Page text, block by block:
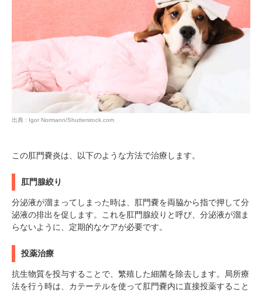
出典 : Igor Normann/Shutterstock.com
この肛門嚢炎は、以下のような方法で治療します。
肛門腺絞り
分泌液が溜まってしまった時は、肛門嚢を両脇から指で押して分
泌液の排出を促します。これを肛門腺絞りと呼び、分泌液が溜ま
らないように、定期的なケアが必要です。
投薬治療
抗生物質を投与することで、繁殖した細菌を除去します。局所療
法を行う時は、カテーテルを使って肛門嚢内に直接投薬すること